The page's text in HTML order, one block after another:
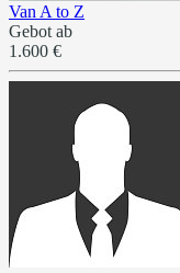
Van A to Z
Gebot ab
1.600 €